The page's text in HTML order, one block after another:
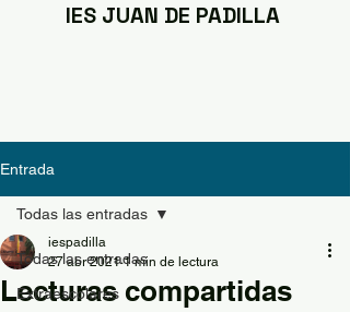
IES JUAN DE PADILLA
Entrada
Todas las entradas
Extraescolares
Todas las entradas
Lecturas compartidas
iespadilla
27 abr 2021 1 min de lectura